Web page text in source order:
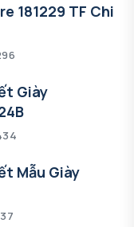
181229 TF Chi
Giày
Mẫu Giày